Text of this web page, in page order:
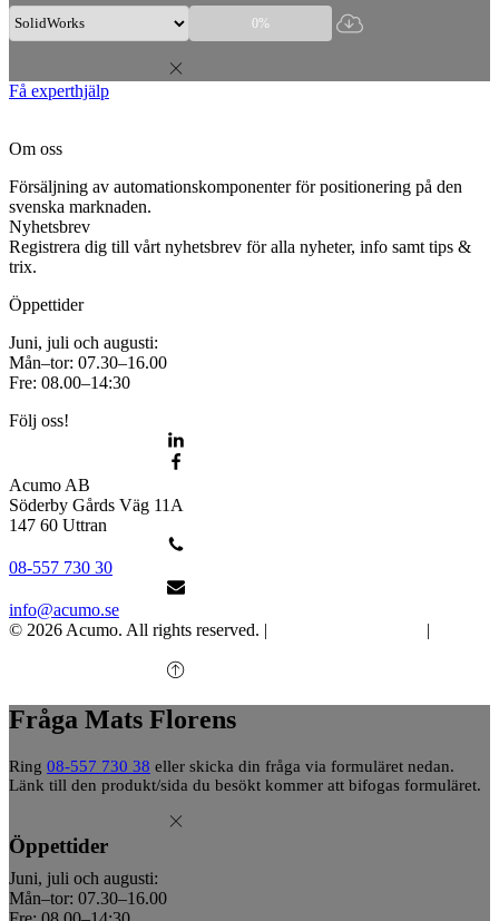
0%
Få experthjälp
Om oss
Försäljning av automationskomponenter för positionering på den
svenska marknaden.
Nyhetsbrev
Registrera dig till vårt nyhetsbrev för alla nyheter, info samt tips &
trix.
Öppettider
Juni, juli och augusti:
Mån–tor: 07.30–16.00
Fre: 08.00–14:30
Följ oss!
Acumo AB
Söderby Gårds Väg 11A
147 60 Uttran
08-557 730 30
info@acumo.se
© 2026 Acumo. All rights reserved. |
|
Fråga Mats Florens
Ring 08-557 730 38 eller skicka din fråga via formuläret nedan.
Länk till den produkt/sida du besökt kommer att bifogas formuläret.
Öppettider
Juni, juli och augusti:
Mån–tor: 07.30–16.00